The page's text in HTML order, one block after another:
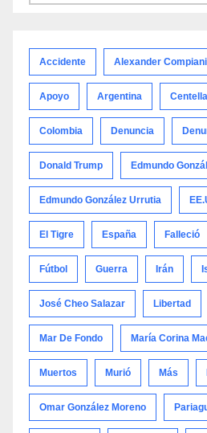
Accidente Alexander Compiani
Apoyo Argentina
Colombia Denuncia
Donald Trump Edmundo
Edmundo González Urrutia
El Tigre España Falleció
Fútbol Guerra Irán
José Cheo Salazar Libertad
Mar De Fondo María Corina
Muertos Murió Más
Omar González Moreno